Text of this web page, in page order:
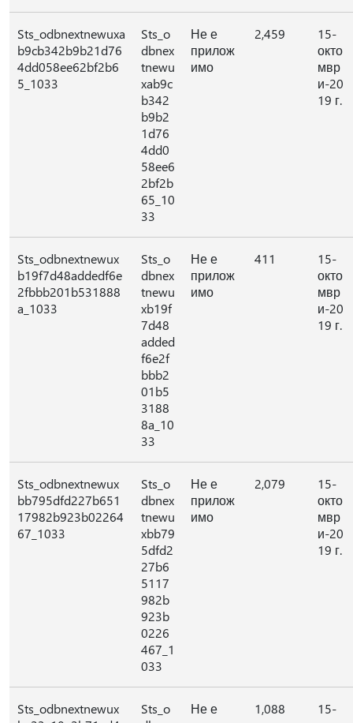
Sts_odbnextnewuxa
b9cb342b9b21d76
4dd058ee62bf2b6
5_1033
Sts_o
dbnex
tnewu
xab9c
b342
b9b2
1d76
4dd0
58ee6
2bf2b
65_10
33
Не е
прилож
имо
2,459
15-
окто
мвр
и-20
19 г.
Sts_odbnextnewux
b19f7d48addedf6e
2fbbb201b531888
a_1033
Sts_o
dbnex
tnewu
xb19f
7d48
added
f6e2f
bbb2
01b5
3188
8a_10
33
Не е
прилож
имо
411
15-
окто
мвр
и-20
19 г.
Sts_odbnextnewux
bb795dfd227b651
17982b923b02264
67_1033
Sts_o
dbnex
tnewu
xbb79
5dfd2
27b6
5117
982b
923b
0226
467_1
033
Не е
прилож
имо
2,079
15-
окто
мвр
и-20
19 г.
Sts_odbnextnewux
Sts_o
Не е
1,088
15-